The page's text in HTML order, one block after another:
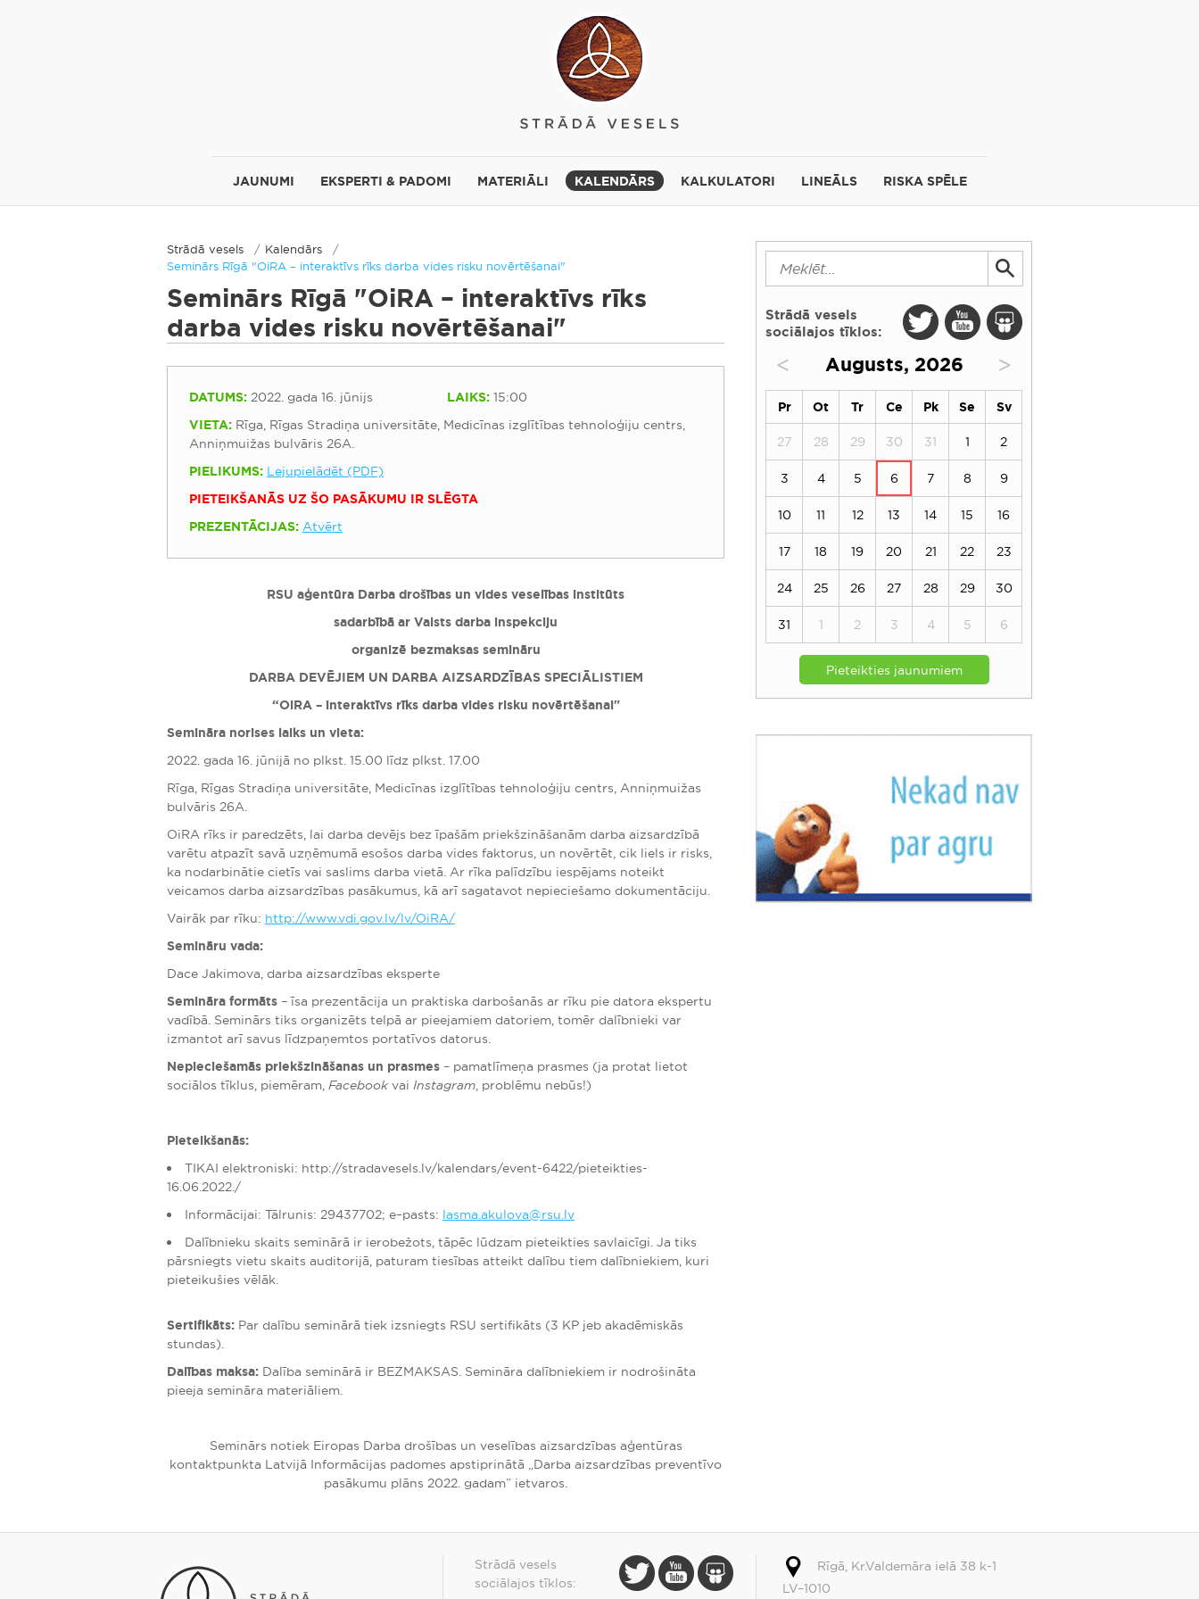
JAUNUMI EKSPERTI & PADOMI MATERIĀLI KALENDĀRS KALKULATORI LINEĀLS RISKA SPĒLE
Strādā vesels
Kalendārs
Seminārs Rīgā "OiRA – interaktīvs rīks darba vides risku novērtēšanai"
Seminārs Rīgā "OiRA – interaktīvs rīks
darba vides risku novērtēšanai"
DATUMS: 2022. gada 16. jūnijs LAIKS: 15:00
VIETA: Rīga, Rīgas Stradiņa universitāte, Medicīnas izglītības tehnoloģiju centrs,
Anniņmuižas bulvāris 26A.
PIELIKUMS: Lejupielādēt (PDF)
PIETEIKŠANĀS UZ ŠO PASĀKUMU IR SLĒGTA
PREZENTĀCIJAS: Atvērt
RSU aģentūra Darba drošības un vides veselības institūts
sadarbībā ar Valsts darba inspekciju
organizē bezmaksas semināru
DARBA DEVĒJIEM UN DARBA AIZSARDZĪBAS SPECIĀLISTIEM
“OiRA – interaktīvs rīks darba vides risku novērtēšanai"
Semināra norises laiks un vieta:
2022. gada 16. jūnijā no plkst. 15.00 līdz plkst. 17.00
Rīga, Rīgas Stradiņa universitāte, Medicīnas izglītības tehnoloģiju centrs, Anniņmuižas
bulvāris 26A.
OiRA rīks ir paredzēts, lai darba devējs bez īpašām priekšzināšanām darba aizsardzībā
varētu atpazīt savā uzņēmumā esošos darba vides faktorus, un novērtēt, cik liels ir risks,
ka nodarbinātie cietīs vai saslims darba vietā. Ar rīka palīdzību iespējams noteikt
veicamos darba aizsardzības pasākumus, kā arī sagatavot nepieciešamo dokumentāciju.
Vairāk par rīku: http://www.vdi.gov.lv/lv/OiRA/
Semināru vada:
Dace Jakimova, darba aizsardzības eksperte
Semināra formāts – īsa prezentācija un praktiska darbošanās ar rīku pie datora ekspertu
vadībā. Seminārs tiks organizēts telpā ar pieejamiem datoriem, tomēr dalībnieki var
izmantot arī savus līdzpaņemtos portatīvos datorus.
Nepieciešamās priekšzināšanas un prasmes – pamatlīmeņa prasmes (ja protat lietot
sociālos tīklus, piemēram, Facebook vai Instagram, problēmu nebūs!)
Pieteikšanās:
TIKAI elektroniski: http://stradavesels.lv/kalendars/event-6422/pieteikties-
16.06.2022./
Informācijai: Tālrunis: 29437702; e–pasts: lasma.akulova@rsu.lv
Dalībnieku skaits seminārā ir ierobežots, tāpēc lūdzam pieteikties savlaicīgi. Ja tiks
pārsniegts vietu skaits auditorijā, paturam tiesības atteikt dalību tiem dalībniekiem, kuri
pieteikušies vēlāk.
Sertifikāts: Par dalību seminārā tiek izsniegts RSU sertifikāts (3 KP jeb akadēmiskās
stundas).
Dalības maksa: Dalība seminārā ir BEZMAKSAS. Semināra dalībniekiem ir nodrošināta
pieeja semināra materiāliem.
Seminārs notiek Eiropas Darba drošības un veselības aizsardzības aģentūras
kontaktpunkta Latvijā Informācijas padomes apstiprinātā „Darba aizsardzības preventīvo
pasākumu plāns 2022. gadam” ietvaros.
Strādā vesels
sociālajos tīklos:
< Augusts, 2026 >
Pr Ot Tr Ce Pk Se Sv
27 28 29 30 31 1 2
3 4 5 6 7 8 9
10 11 12 13 14 15 16
17 18 19 20 21 22 23
24 25 26 27 28 29 30
31 1 2 3 4 5 6
Pieteikties jaunumiem
Strādā vesels
sociālajos tīklos:
Rīgā, Kr.Valdemāra ielā 38 k-1
LV–1010